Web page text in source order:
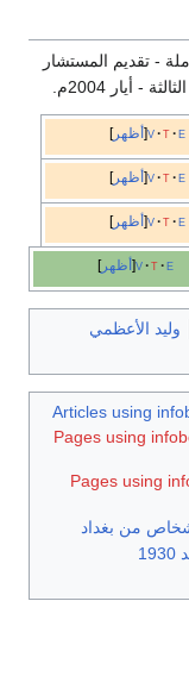
- تقديم المستشار
- أيار 2004م.
أظهر v t e
أظهر v t e
أظهر v t e
أظهر v t e
وليد الأعظمي
Articles using
Pages using
Pages using
من بغداد